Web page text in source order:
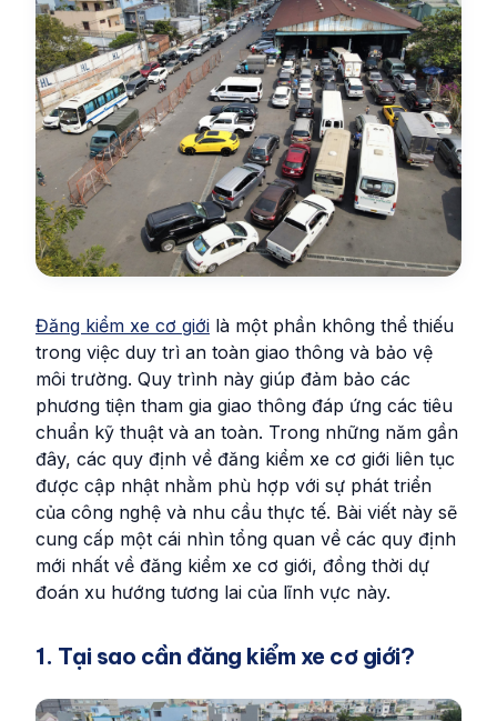
Đăng kiểm xe cơ giới là một phần không thể thiếu
trong việc duy trì an toàn giao thông và bảo vệ
môi trường. Quy trình này giúp đảm bảo các
phương tiện tham gia giao thông đáp ứng các tiêu
chuẩn kỹ thuật và an toàn. Trong những năm gần
đây, các quy định về đăng kiểm xe cơ giới liên tục
được cập nhật nhằm phù hợp với sự phát triển
của công nghệ và nhu cầu thực tế. Bài viết này sẽ
cung cấp một cái nhìn tổng quan về các quy định
mới nhất về đăng kiểm xe cơ giới, đồng thời dự
đoán xu hướng tương lai của lĩnh vực này.
1. Tại sao cần đăng kiểm xe cơ giới?